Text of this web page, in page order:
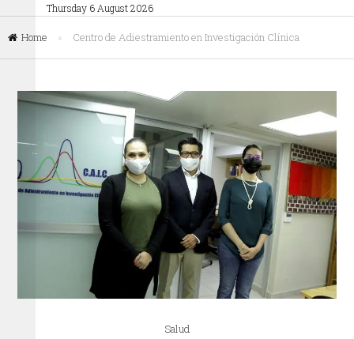
Thursday 6 August 2026
Home » Centro de Adiestramiento en Investigación Clínica
Salud